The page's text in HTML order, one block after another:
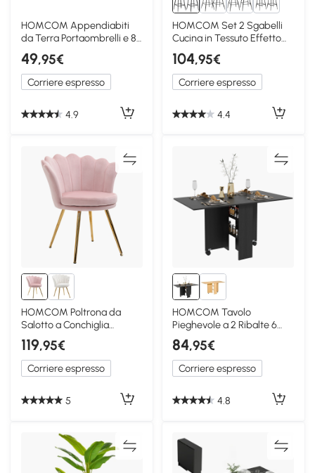
HOMCOM Appendiabiti
da Terra Portaombrelli e 8
Ganci Ø34x177cm
49,95€
Corriere espresso
4.9
2+
HOMCOM Set 2 Sgabelli
Cucina in Tessuto Effetto
Velluto Marrone
104,95€
Corriere espresso
4.4
HOMCOM Poltrona da
Salotto a Conchiglia
Vintage in Velluto Rosa
119,95€
Corriere espresso
5
HOMCOM Tavolo
Pieghevole a 2 Ribalte 6
Posti con Ripiani Nero
84,95€
Corriere espresso
4.8